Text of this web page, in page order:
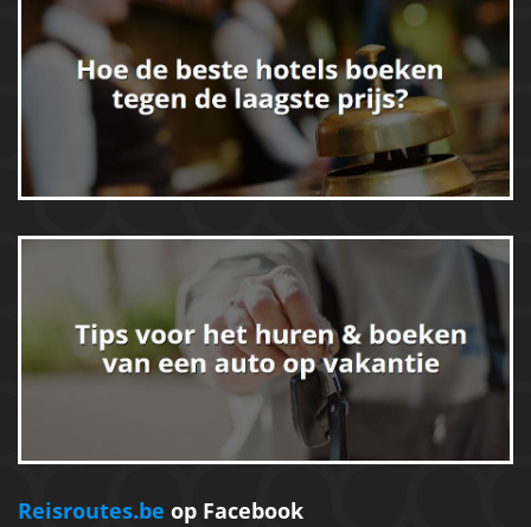
Reisroutes.be op Facebook